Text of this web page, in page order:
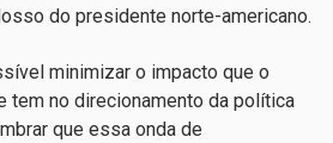
do presidente norte-americano.
minimizar o impacto que o
tem no direcionamento da política
que essa onda de